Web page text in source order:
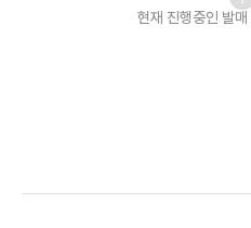
현재 진행중인 발매